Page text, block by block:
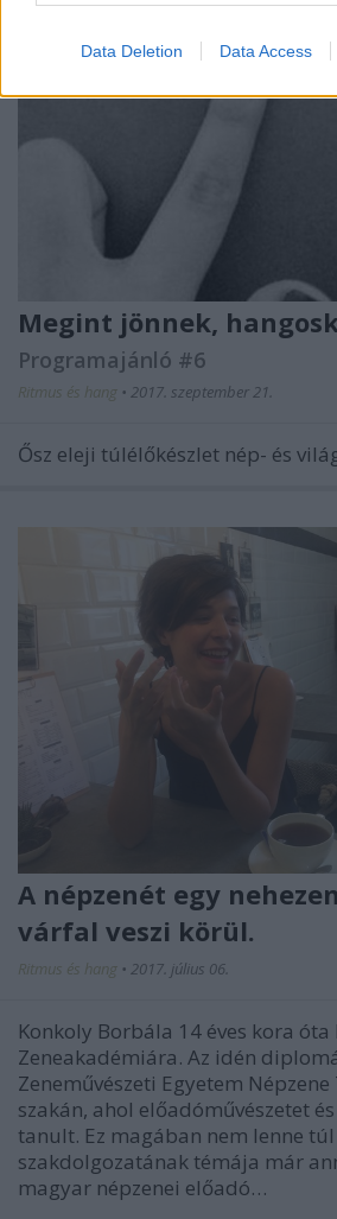
Data Deletion Data Access
Megint jönnek,
Programajánló #6
Ritmus és hang • 2017. szeptember 21.
Ősz eleji túlélőkészlet nép- és
A népzenét egy
várfal veszi körül.
Ritmus és hang • 2017. július 06.
Konkoly Borbála 14 éves kora óta
Zeneakadémiára. Az idén
Zeneművészeti Egyetem
szakán, ahol előadóművészetet
tanult. Ez magában nem lenne
szakdolgozatának témája már
magyar népzenei előadó…